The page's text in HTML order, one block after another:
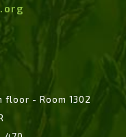
floor - Room 1302